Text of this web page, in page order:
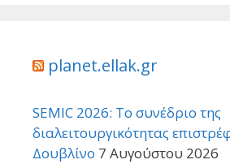
planet.ellak.gr
SEMIC 2026: Το συνέδριο της
διαλειτουργικότητας
Δουβλίνο 7 Αυγούστου 2026